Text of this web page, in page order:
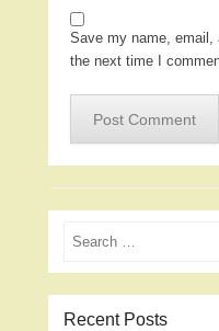
Save my name, email,
the next time I
Search
Recent Posts